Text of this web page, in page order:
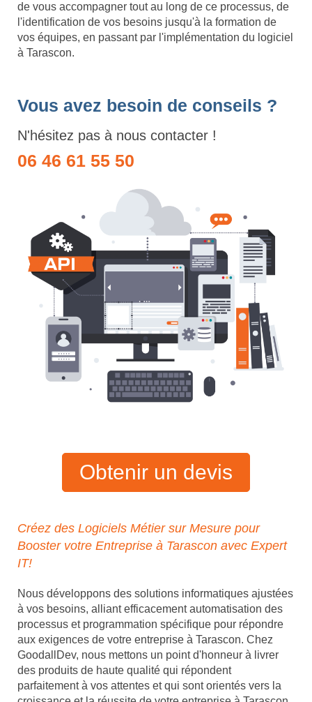
de vous accompagner tout au long de ce processus, de
l'identification de vos besoins jusqu'à la formation de
vos équipes, en passant par l'implémentation du logiciel
à Tarascon.
Vous avez besoin de conseils ?
N'hésitez pas à nous contacter !
06 46 61 55 50
Obtenir un devis
Créez des Logiciels Métier sur Mesure pour
Booster votre Entreprise à Tarascon avec Expert
IT!
Nous développons des solutions informatiques ajustées
à vos besoins, alliant efficacement automatisation des
processus et programmation spécifique pour répondre
aux exigences de votre entreprise à Tarascon. Chez
GoodallDev, nous mettons un point d'honneur à livrer
des produits de haute qualité qui répondent
parfaitement à vos attentes et qui sont orientés vers la